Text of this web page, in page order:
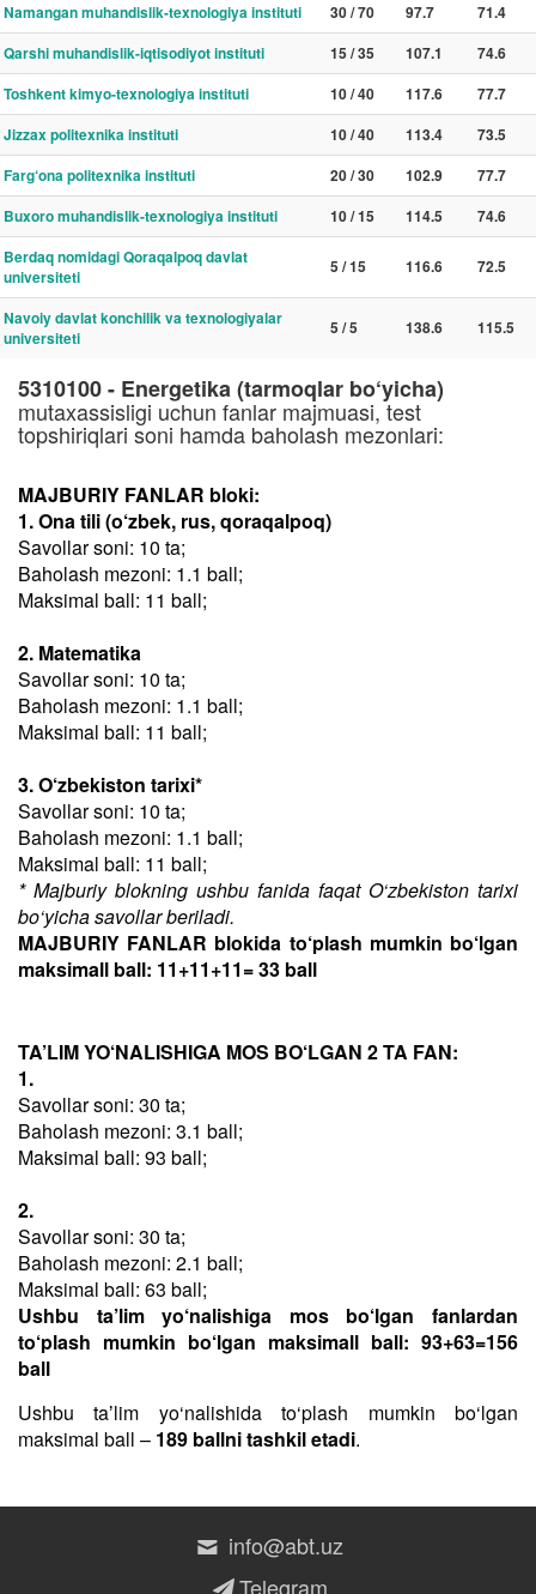
Namangan muhandislik-texnologiya instituti 30 / 70 97.7
71.4
Qarshi muhandislik-iqtisodiyot instituti
15 / 35 107.1
74.6
Toshkent kimyo-texnologiya instituti
10 / 40 117.6
77.7
Jizzax politexnika instituti
10 / 40 113.4
73.5
Farg‘ona politexnika instituti
20 / 30 102.9
77.7
Buxoro muhandislik-texnologiya instituti
10 / 15 114.5
74.6
Berdaq nomidagi Qoraqalpoq davlat
universiteti
5 / 15 116.6 72.5
Navoiy davlat konchilik va texnologiyalar
universiteti
5 / 5 138.6 115.5
5310100 - Energetika (tarmoqlar bo‘yicha)
mutaxassisligi uchun fanlar majmuasi, test
topshiriqlari soni hamda baholash mezonlari:
MAJBURIY FANLAR bloki:
1. Ona tili (o‘zbek, rus, qoraqalpoq)
Savollar soni: 10 ta;
Baholash mezoni: 1.1 ball;
Maksimal ball: 11 ball;
2. Matematika
Savollar soni: 10 ta;
Baholash mezoni: 1.1 ball;
Maksimal ball: 11 ball;
3. O‘zbekiston tarixi*
Savollar soni: 10 ta;
Baholash mezoni: 1.1 ball;
Maksimal ball: 11 ball;
* Majburiy blokning ushbu fanida faqat O‘zbekiston tarixi
bo‘yicha savollar beriladi.
MAJBURIY FANLAR blokida to‘plash mumkin bo‘lgan
maksimall ball: 11+11+11= 33 ball
TA’LIM YO‘NALISHIGA MOS BO‘LGAN 2 TA FAN:
1.
Savollar soni: 30 ta;
Baholash mezoni: 3.1 ball;
Maksimal ball: 93 ball;
2.
Savollar soni: 30 ta;
Baholash mezoni: 2.1 ball;
Maksimal ball: 63 ball;
Ushbu ta’lim yo‘nalishiga mos bo‘lgan fanlardan
to‘plash mumkin bo‘lgan maksimall ball: 93+63=156
ball
Ushbu taʼlim yo‘nalishida to‘plash mumkin bo‘lgan
maksimal ball – 189 ballni tashkil etadi.
info@abt.uz
Telegram